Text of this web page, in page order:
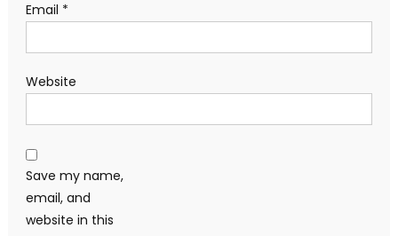
Email *
Website
Save my name,
email, and
website in this